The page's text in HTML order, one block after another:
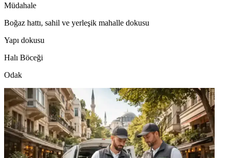
Müdahale
Boğaz hattı, sahil ve yerleşik mahalle dokusu
Yapı dokusu
Halı Böceği
Odak